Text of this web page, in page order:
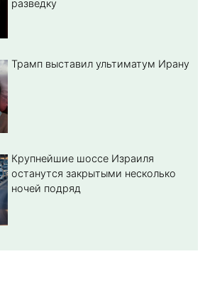
разведку
Трамп выставил ультиматум Ирану
Крупнейшие шоссе Израиля
останутся закрытыми несколько
ночей подряд